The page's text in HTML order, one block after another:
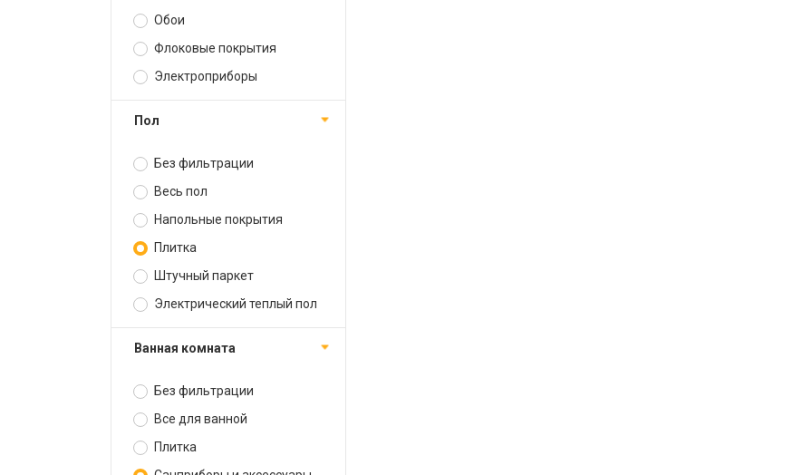
Обои
Флоковые покрытия
Электроприборы
Пол
Без фильтрации
Весь пол
Напольные покрытия
Плитка
Штучный паркет
Электрический теплый пол
Ванная комната
Без фильтрации
Все для ванной
Плитка